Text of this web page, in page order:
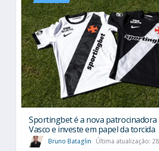
Sportingbet é a nova patrocinadora
Vasco e investe em papel da torcida
Bruno Bataglin Última atualização: